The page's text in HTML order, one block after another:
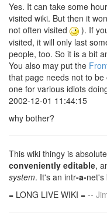
Yes. It can take some
visited wiki. But then it
not often visited
). If
visited, it will only last
people, too. So it is a bit
You also may put the
that page needs not to
one for various idiots
2002-12-01 11:44:15
why bother?
This wiki thingy is
conveniently editable,
system. It's an intr-a-net's
= LONG LIVE WIKI = --